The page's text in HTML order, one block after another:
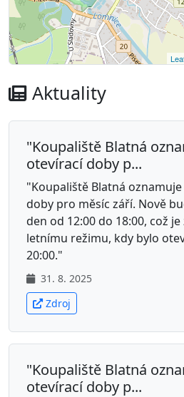
Aktuality
"Koupaliště Blatná
otevírací doby p...
"Koupaliště Blatná
doby pro měsíc září. Nově
den od 12:00 do 18:00, což
letnímu režimu, kdy bylo
20:00."
31. 8. 2025
Zdroj
"Koupaliště Blatná
otevírací doby p...